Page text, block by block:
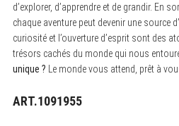
d’explorer, d’apprendre et de grandir. En
chaque aventure peut devenir une source
curiosité et l’ouverture d’esprit sont des
trésors cachés du monde qui nous
unique ? Le monde vous attend, prêt à
ART.1091955